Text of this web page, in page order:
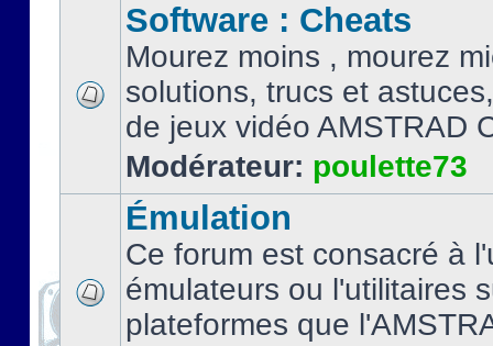
Software : Cheats
Mourez moins , mourez
solutions, trucs et
de jeux vidéo AMSTRAD
Modérateur: poulette73
Émulation
Ce forum est consacré à
émulateurs ou l'utilitaires
plateformes que